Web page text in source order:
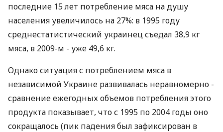
последние 15 лет потребление мяса на душу
населения увеличилось на 27%: в 1995 году
среднестатистический украинец съедал 38,9 кг
мяса, в 2009-м - уже 49,6 кг.
Однако ситуация с потреблением мяса в
независимой Украине развивалась неравномерно -
сравнение ежегодных объемов потребления этого
продукта показывает, что с 1995 по 2004 годы оно
сокращалось (пик падения был зафиксирован в